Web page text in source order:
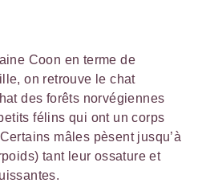
Coon en terme de
on retrouve le chat
des forêts norvégiennes
félins qui ont un corps
mâles pèsent jusqu’à
tant leur ossature et